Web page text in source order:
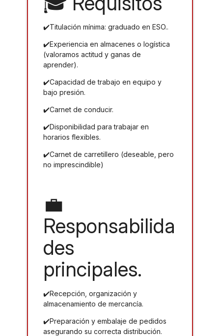
✔️Titulación mínima: graduado en ESO..
✔️Experiencia en almacenes o logística
(valoramos actitud y ganas de
aprender).
✔️Capacidad de trabajo en equipo y
bajo presión.
✔️Carnet de conducir.
✔️Disponibilidad para trabajar en
horarios flexibles.
✔️Carnet de carretillero (deseable, pero
no imprescindible)
💼
Responsabilida
des
principales.
✔️Recepción, organización y
almacenamiento de mercancía.
✔️Preparación y embalaje de pedidos
asegurando su correcta distribución.